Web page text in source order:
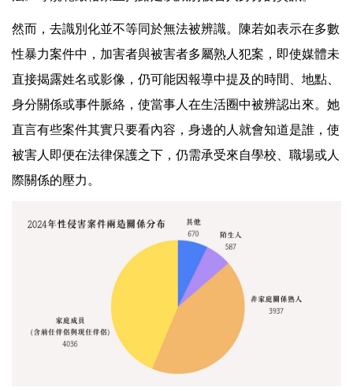
然而，去識別化並不等同於無法被辨識。陳若如表示在多數
性暴力案件中，加害者與被害者多屬熟人犯案，即使媒體未
直接揭露姓名或影像，仍可能因報導中提及的時間、地點、
身分關係或事件脈絡，使當事人在生活圈中被辨認出來。她
直言有些案件其實只要看內容，身邊的人就會知道是誰，使
被害人即便在法律保護之下，仍需承受來自學校、職場或人
際關係的壓力。